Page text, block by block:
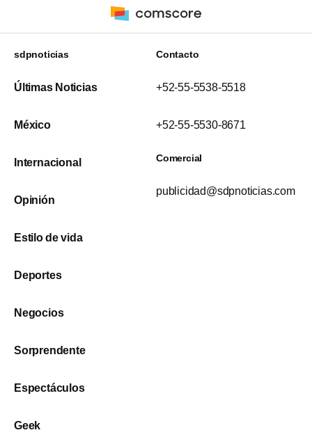
sdpnoticias
Últimas Noticias
México
Internacional
Opinión
Estilo de vida
Deportes
Negocios
Sorprendente
Espectáculos
Geek
Contacto
+52-55-5538-5518
+52-55-5530-8671
Comercial
publicidad@sdpnoticias.com